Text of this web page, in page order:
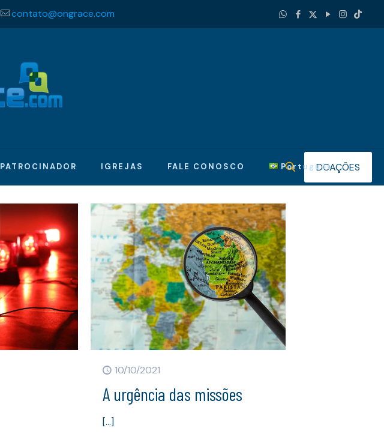
contato@ongrace.com
PATROCINADOR IGREJAS FALE CONOSCO PortuguêsDOAÇÕES
10/10/2021
A urgência das missões
[…]